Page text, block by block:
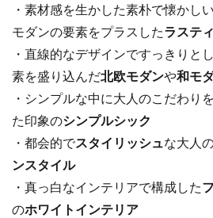
・素材感を生かした素朴で懐かし
モダンの要素をプラスしたラステ
・直線的なデザインですっきりと
素を盛り込んだ北欧モダンや和モ
・シンプルな中に大人のこだわり
た印象のシンプルシック
・都会的でスタイリッシュな大人
ンスタイル
・真っ白なインテリアで構成した
のホワイトインテリア